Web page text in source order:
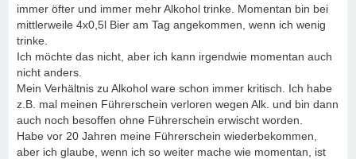
immer öfter und immer mehr Alkohol trinke. Momentan bin bei
mittlerweile 4x0,5l Bier am Tag angekommen, wenn ich wenig
trinke.
Ich möchte das nicht, aber ich kann irgendwie momentan auch
nicht anders.
Mein Verhältnis zu Alkohol ware schon immer kritisch. Ich habe
z.B. mal meinen Führerschein verloren wegen Alk. und bin dann
auch noch besoffen ohne Führerschein erwischt worden.
Habe vor 20 Jahren meine Führerschein wiederbekommen,
aber ich glaube, wenn ich so weiter mache wie momentan, ist